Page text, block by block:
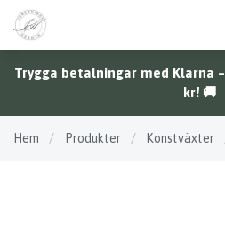
Trygga betalningar med Klarna
kr! 🚚
Hem / Produkter / Konstväxter